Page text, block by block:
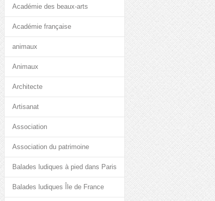
Académie des beaux-arts
Académie française
animaux
Animaux
Architecte
Artisanat
Association
Association du patrimoine
Balades ludiques à pied dans Paris
Balades ludiques Île de France